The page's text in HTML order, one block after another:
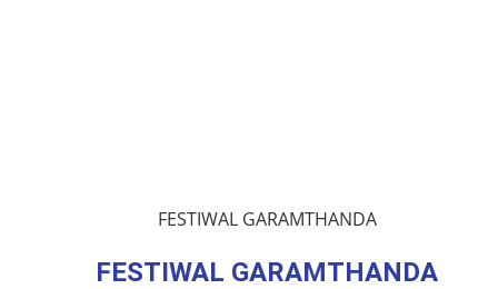
FESTIWAL GARAMTHANDA
FESTIWAL GARAMTHANDA